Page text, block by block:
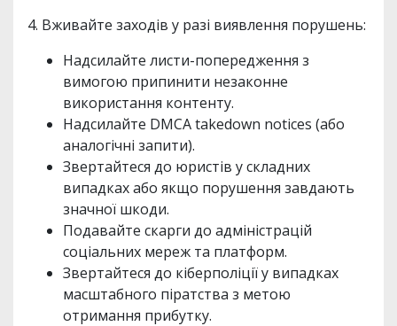
4. Вживайте заходів у разі виявлення порушень:
Надсилайте листи-попередження з
вимогою припинити незаконне
використання контенту.
Надсилайте DMCA takedown notices (або
аналогічні запити).
Звертайтеся до юристів у складних
випадках або якщо порушення завдають
значної шкоди.
Подавайте скарги до адміністрацій
соціальних мереж та платформ.
Звертайтеся до кіберполіції у випадках
масштабного піратства з метою
отримання прибутку.